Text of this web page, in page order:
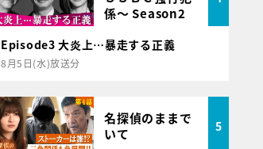
係～ Season2
Episode3 大炎上…暴走する正義
8月5日(水)放送分
名探偵のままで
いて
5